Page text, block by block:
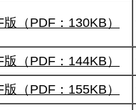
版（PDF：130KB）
版（PDF：144KB）
版（PDF：155KB）